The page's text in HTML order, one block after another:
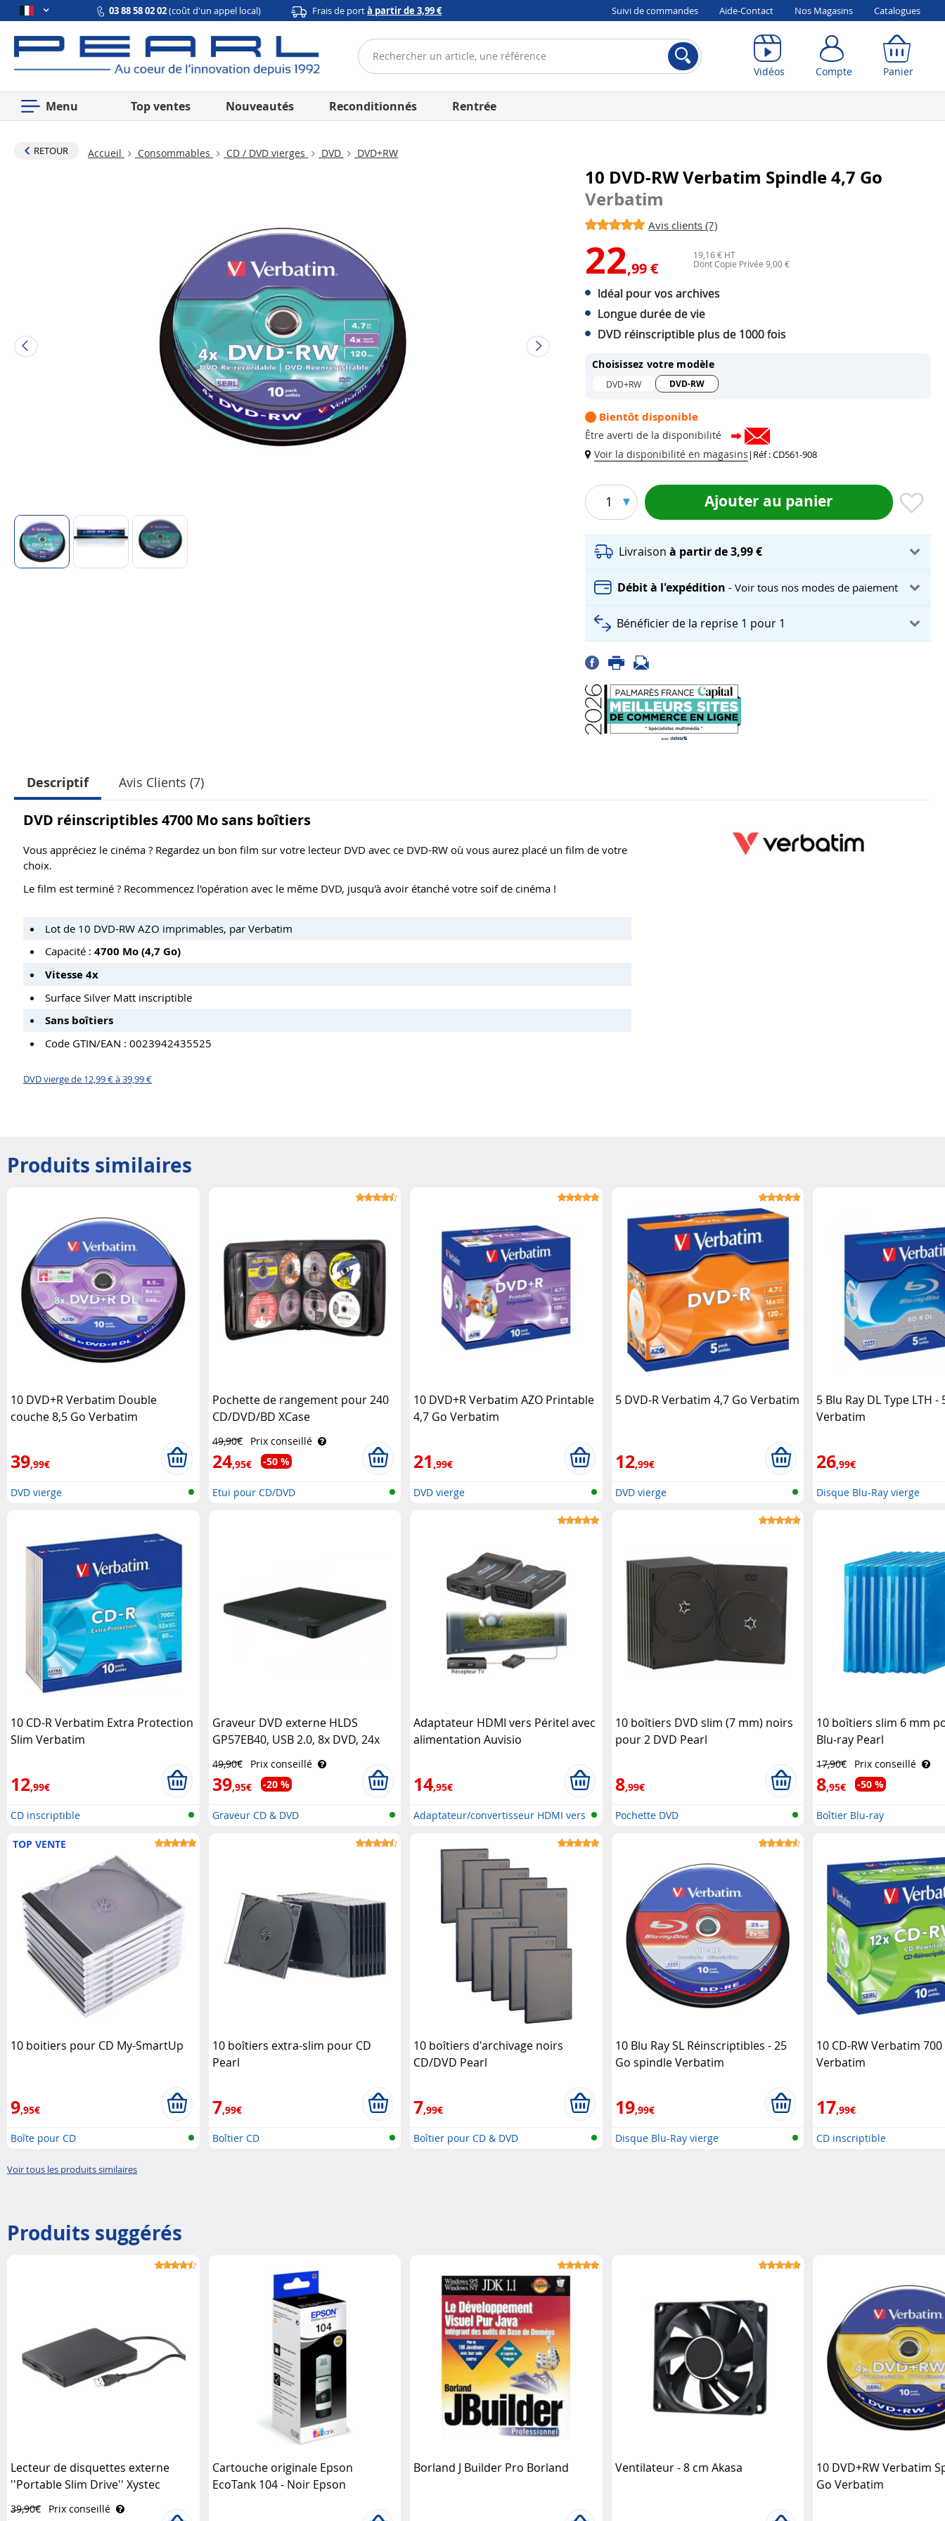
03 88 58 02 02(coût d'un appel local) Frais de portà partir de 3,99 € Suivi de commandes Aide-Contact Nos Magasins Catalogues
Vidéos Compte Panier
Menu Top ventes Nouveautés Reconditionnés Rentrée
RETOUR Accueil Consommables CD / DVD vierges DVD DVD+RW
10 DVD-RW Verbatim Spindle 4,7 Go
Verbatim
Avis clients (7)
22,99 €
19,16 € HT
Dont Copie Privée 9,00 €
Idéal pour vos archives
Longue durée de vie
DVD réinscriptible plus de 1000 fois
Choisissez votre modèle
DVD+RW DVD-RW
Bientôt disponible
Être averti de la disponibilité
Voir la disponibilité en magasins | Réf : CD561-908
1 Ajouter au panier
Livraisonà partir de 3,99 €
Débit à l'expédition- Voir tous nos modes de paiement
Bénéficier de la reprise 1 pour 1
Descriptif Avis Clients (7)
DVD réinscriptibles 4700 Mo sans boîtiers
Vous appréciez le cinéma ? Regardez un bon film sur votre lecteur DVD avec ce DVD-RW où vous aurez placé un film de votre
choix.
Le film est terminé ? Recommencez l'opération avec le même DVD, jusqu'à avoir étanché votre soif de cinéma !
Lot de 10 DVD-RW AZO imprimables, par Verbatim
Capacité : 4700 Mo (4,7 Go)
Vitesse 4x
Surface Silver Matt inscriptible
Sans boîtiers
Code GTIN/EAN : 0023942435525
DVD vierge de 12,99 € à 39,99 €
Produits similaires
10 DVD+R Verbatim Double
couche 8,5 Go Verbatim
39,99€
DVD vierge
Pochette de rangement pour 240
CD/DVD/BD XCase
49,90€ Prix conseillé
24,95€ -50 %
Etui pour CD/DVD
10 DVD+R Verbatim AZO Printable
4,7 Go Verbatim
21,99€
DVD vierge
5 DVD-R Verbatim 4,7 Go Verbatim
12,99€
DVD vierge
5 Blu Ray DL Type LTH -
Verbatim
26,99€
Disque Blu-Ray vierge
10 CD-R Verbatim Extra Protection
Slim Verbatim
12,99€
CD inscriptible
Graveur DVD externe HLDS
GP57EB40, USB 2.0, 8x DVD, 24x
49,90€ Prix conseillé
39,95€ -20 %
Graveur CD & DVD
Adaptateur HDMI vers Péritel avec
alimentation Auvisio
14,95€
Adaptateur/convertisseur HDMI vers
10 boîtiers DVD slim (7 mm) noirs
pour 2 DVD Pearl
8,99€
Pochette DVD
10 boîtiers slim 6 mm
Blu-ray Pearl
17,90€ Prix conseillé
8,95€ -50 %
Boîtier Blu-ray
TOP VENTE
10 boitiers pour CD My-SmartUp
9,95€
Boîte pour CD
10 boîtiers extra-slim pour CD
Pearl
7,99€
Boîtier CD
10 boîtiers d'archivage noirs
CD/DVD Pearl
7,99€
Boîtier pour CD & DVD
10 Blu Ray SL Réinscriptibles - 25
Go spindle Verbatim
19,99€
Disque Blu-Ray vierge
10 CD-RW Verbatim
Verbatim
17,99€
CD inscriptible
Voir tous les produits similaires
Produits suggérés
Lecteur de disquettes externe
''Portable Slim Drive'' Xystec
39,90€ Prix conseillé
Cartouche originale Epson
EcoTank 104 - Noir Epson
Borland J Builder Pro Borland Ventilateur - 8 cm Akasa
10 DVD+RW Verbatim
Go Verbatim
Compte Panier